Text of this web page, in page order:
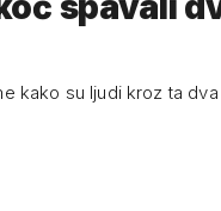
kako su ljudi kroz ta